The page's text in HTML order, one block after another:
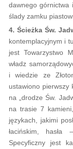
dawnego górnictwa
ślady zamku
4. Ścieżka Św.
kontemplacyjnym i
jest Towarzystwo
władz
i wiedzie ze
ustawiono pierwszy
na „drodze Św.
na trasie 7
językach, jakimi
łacińskim, hasła
Specyficzny jest